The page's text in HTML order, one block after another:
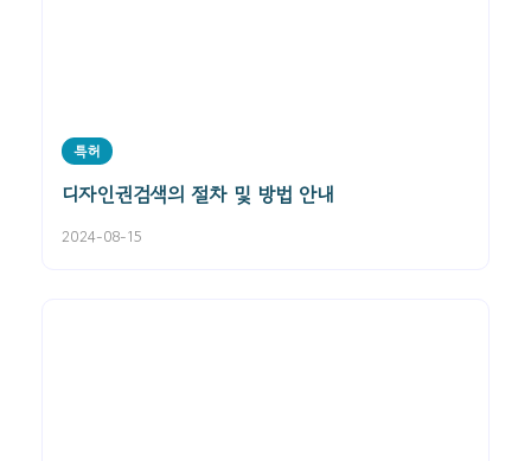
특허
디자인권검색의 절차 및 방법 안내
2024-08-15